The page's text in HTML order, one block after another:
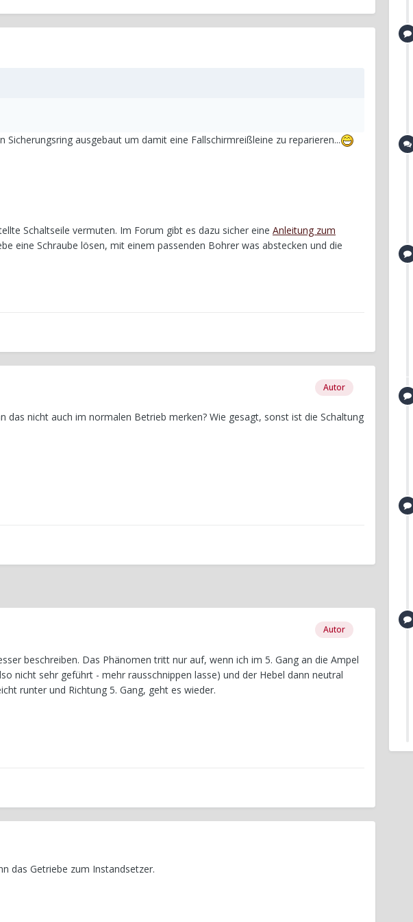
Sicherungsring ausgebaut um damit eine Fallschirmreißleine zu reparieren...
Schaltseile vermuten. Im Forum gibt es dazu sicher eine Anleitung zum
eine Schraube lösen, mit einem passenden Bohrer was abstecken und die
Autor
das nicht auch im normalen Betrieb merken? Wie gesagt, sonst ist die Schaltung
Autor
beschreiben. Das Phänomen tritt nur auf, wenn ich im 5. Gang an die Ampel
nicht sehr geführt - mehr rausschnippen lasse) und der Hebel dann neutral
runter und Richtung 5. Gang, geht es wieder.
das Getriebe zum Instandsetzer.